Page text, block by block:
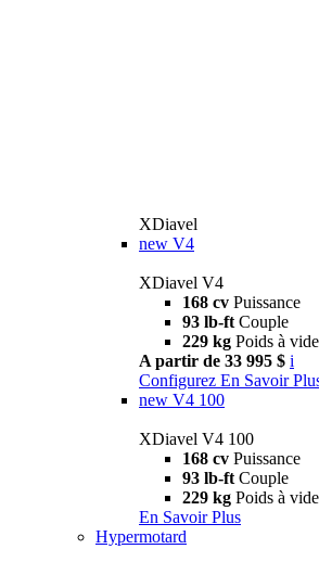
XDiavel
new V4
XDiavel V4
168 cv Puissance
93 lb-ft Couple
229 kg Poids à
A partir de 33 995 $ i
Configurez En Savoir
new V4 100
XDiavel V4 100
168 cv Puissance
93 lb-ft Couple
229 kg Poids à
En Savoir Plus
Hypermotard